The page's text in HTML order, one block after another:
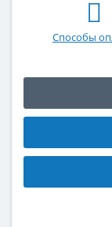
Способы